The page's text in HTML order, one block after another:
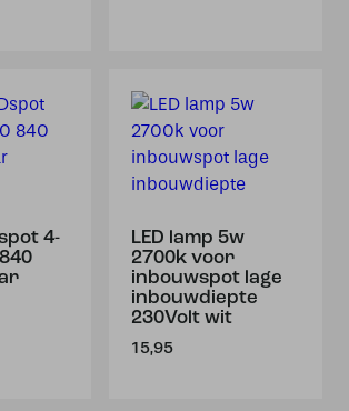
4-
LED lamp 5w
2700k voor
inbouwspot lage
inbouwdiepte
230Volt wit
15,95